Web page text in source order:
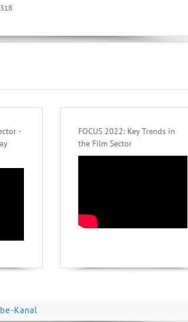
-
FOCUS 2022: Key Trends in
the Film Sector
Kanal